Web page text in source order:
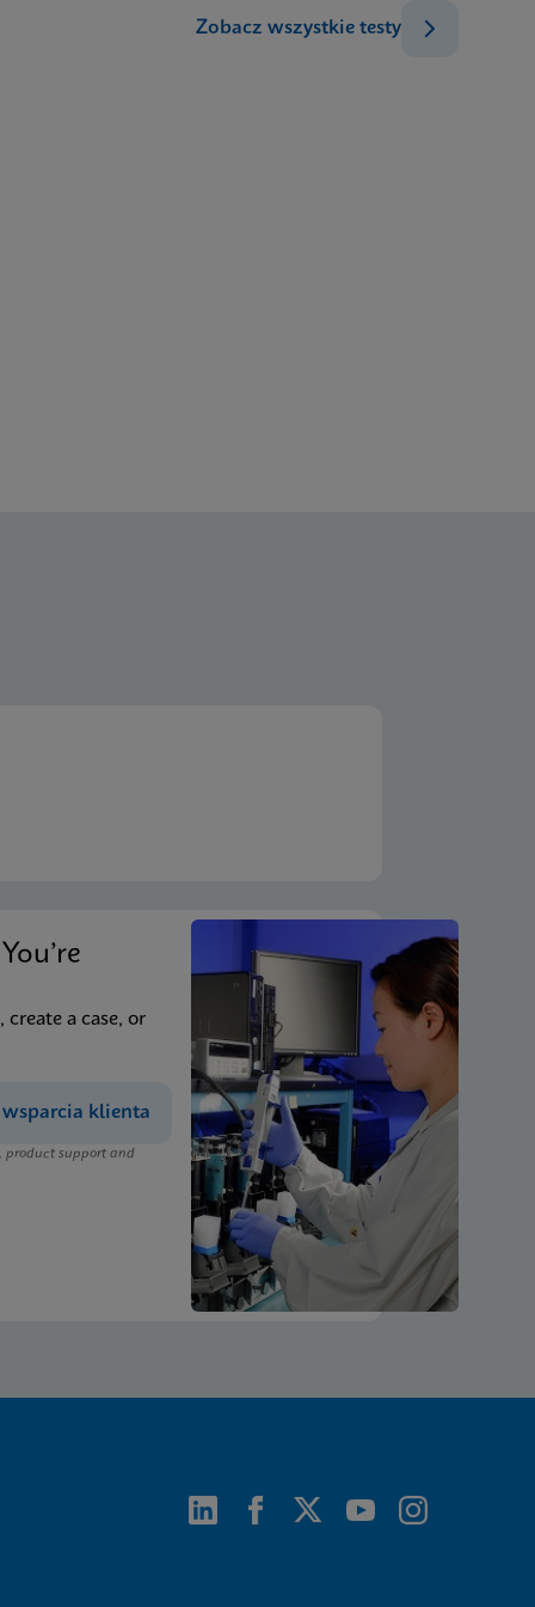
Zobacz wszystkie testy
a case, or
klienta
product support and